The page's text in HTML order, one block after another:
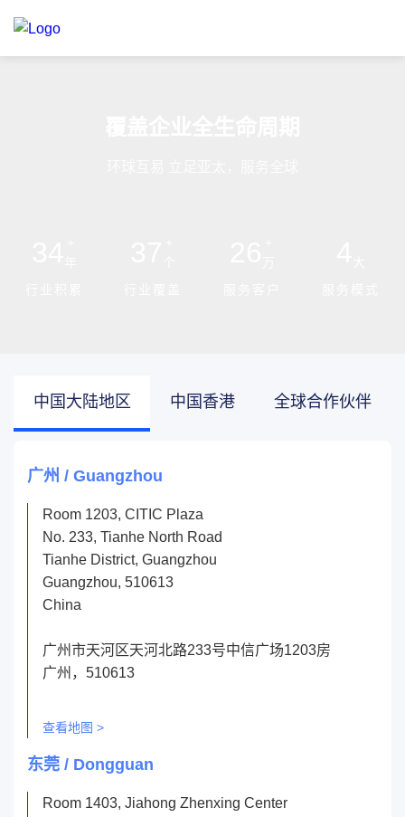
中国大陆地区 中国香港 全球合作伙伴
广州 / Guangzhou
Room 1203, CITIC Plaza
No. 233, Tianhe North Road
Tianhe District, Guangzhou
Guangzhou, 510613
China
广州市天河区天河北路233号中信广场1203房
广州，510613
查看地图 >
东莞 / Dongguan
Room 1403, Jiahong Zhenxing Center